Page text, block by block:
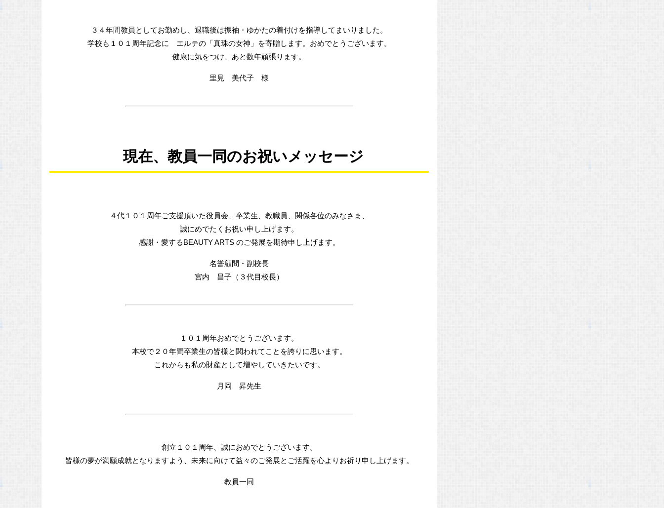
３４年間教員としてお勤めし、退職後は振袖・ゆかたの着付けを指導してまいりました。
学校も１０１周年記念に エルテの「真珠の女神」を寄贈します。おめでとうございます。
健康に気をつけ、あと数年頑張ります。
里見 美代子 様
現在、教員一同のお祝いメッセージ
４代１０１周年ご支援頂いた役員会、卒業生、教職員、関係各位のみなさま、
誠にめでたくお祝い申し上げます。
感謝・愛するBEAUTY ARTS のご発展を期待申し上げます。
名誉顧問・副校長
宮内 昌子（３代目校長）
１０１周年おめでとうございます。
本校で２０年間卒業生の皆様と関われてことを誇りに思います。
これからも私の財産として増やしていきたいです。
月岡 昇先生
創立１０１周年、誠におめでとうございます。
皆様の夢が満願成就となりますよう、未来に向けて益々のご発展とご活躍を心よりお祈り申し上げます。
教員一同